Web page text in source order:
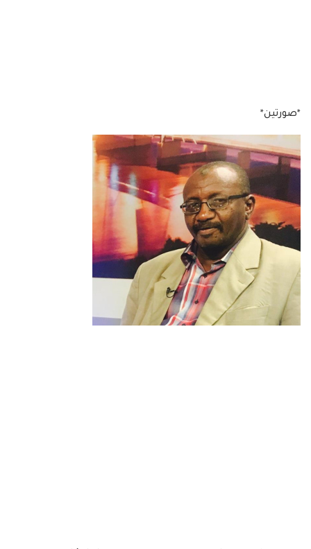
*صورتين*